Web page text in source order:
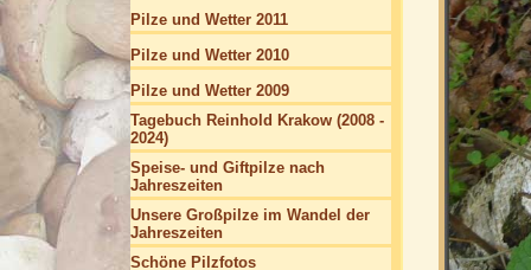
Pilze und Wetter 2011
Pilze und Wetter 2010
Pilze und Wetter 2009
Tagebuch Reinhold Krakow (2008 -
2024)
Speise- und Giftpilze nach
Jahreszeiten
Unsere Großpilze im Wandel der
Jahreszeiten
Schöne Pilzfotos